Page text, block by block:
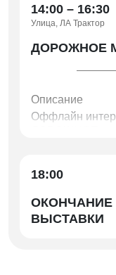
14:00 – 16:30
Улица, ЛА Трактор
ДОРОЖНОЕ
Описание
Оффлайн
Челябинской
поддержке
«Перспектива».
18:00
ОКОНЧАНИЕ
ВЫСТАВКИ